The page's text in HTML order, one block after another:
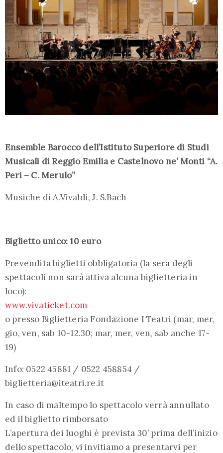
SHOP
ENGLISH
Ensemble Barocco dell’Istituto Superiore di Studi
Musicali di Reggio Emilia e Castelnovo ne’ Monti “A.
Peri – C. Merulo”
Musiche di A.Vivaldi, J. S.Bach
Biglietto unico: 10 euro
Prevendita biglietti obbligatoria (la sera degli
spettacoli non sarà attiva alcuna biglietteria in
loco):
www.vivaticket.com
o presso Biglietteria Fondazione I Teatri (mar, mer,
gio, ven, sab 10-12.30; mar, mer, ven, sab anche 17-
19)
Info: 0522 45881 / 0522 458854 /
biglietteria@iteatri.re.it
In caso di maltempo lo spettacolo verrà annullato
ed il biglietto rimborsato
L’apertura dei luoghi è prevista 30’ prima dell’inizio
dello spettacolo, vi invitiamo a presentarvi per